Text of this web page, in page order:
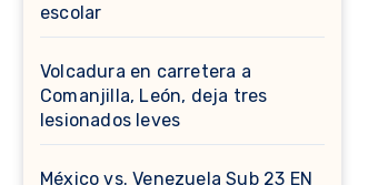
escolar
Volcadura en carretera a
Comanjilla, León, deja tres
lesionados leves
México vs. Venezuela Sub 23 EN